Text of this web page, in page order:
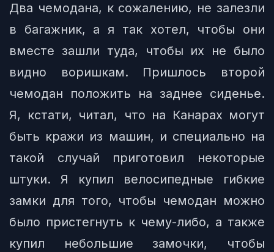
Два чемодана, к сожалению, не залезли
в багажник, а я так хотел, чтобы они
вместе зашли туда, чтобы их не было
видно воришкам. Пришлось второй
чемодан положить на заднее сиденье.
Я, кстати, читал, что на Канарах могут
быть кражи из машин, и специально на
такой случай приготовил некоторые
штуки. Я купил велосипедные гибкие
замки для того, чтобы чемодан можно
было пристегнуть к чему-либо, а также
купил небольшие замочки, чтобы